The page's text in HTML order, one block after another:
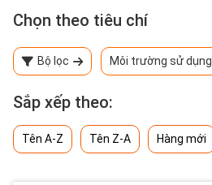
Chọn theo tiêu chí
Bộ lọc Môi trường sử dụng
Sắp xếp theo:
Tên A-Z Tên Z-A Hàng mới